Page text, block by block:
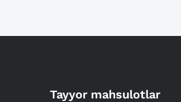
Tayyor mahsulotlar